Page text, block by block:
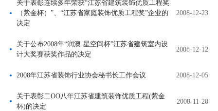
关于表彰连续多年荣获“江苏省建筑装饰优质工程奖
（紫金杯）”、“江苏省家庭装饰优质工程奖”企业的
决定
2008-12-23
关于公布2008年“润澳·星空间杯”江苏省建筑室内设
计大奖赛获奖作品的决定
2008-12-12
2008年江苏省装饰行业协会秘书长工作会议 2008-12-05
关于表彰二OO八年江苏省建筑装饰优质工程(紫金
杯)的决定
2008-11-28